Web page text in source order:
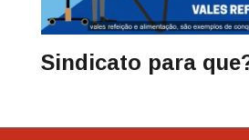
Sindicato para